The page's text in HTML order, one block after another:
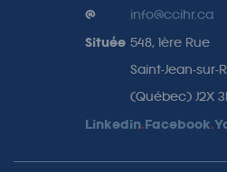
@ info@ccihr.ca
Située 548, 1ère Rue
Saint-Jean-sur-
(Québec) J2X
Linkedin. Facebook.